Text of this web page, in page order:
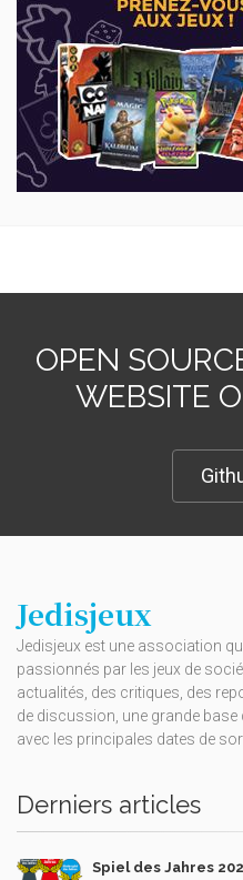
OPEN
WEBSITE
Jedisjeux
Jedisjeux est une association
passionnés par les jeux de
actualités, des critiques, des
de discussion, une grande base
avec les principales dates de
Derniers articles
Spiel des Jahres